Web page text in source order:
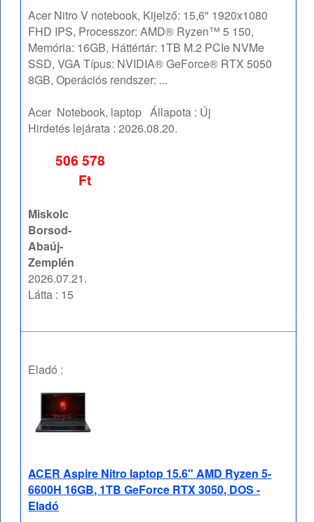
Acer Nitro V notebook, Kijelző: 15,6" 1920x1080
FHD IPS, Processzor: AMD® Ryzen™ 5 150,
Memória: 16GB, Háttértár: 1TB M.2 PCIe NVMe
SSD, VGA Típus: NVIDIA® GeForce® RTX 5050
8GB, Operációs rendszer: ...
Acer Notebook, laptop Állapota : Új
Hirdetés lejárata :2026.08.20.
506 578
Ft
Miskolc
Borsod-
Abaúj-
Zemplén
2026.07.21.
Látta : 15
Eladó :
ACER Aspire Nitro laptop 15.6" AMD Ryzen 5-
6600H 16GB, 1TB GeForce RTX 3050, DOS -
Eladó